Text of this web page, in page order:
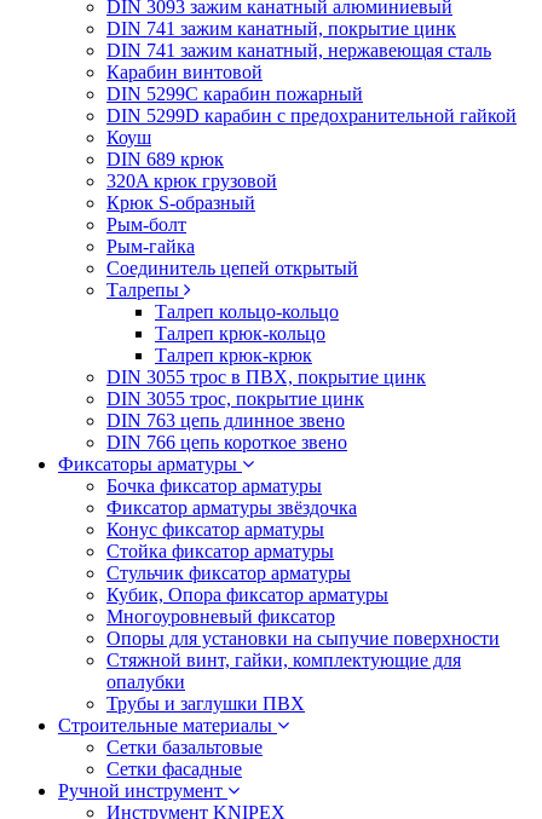
DIN 3093 зажим канатный алюминиевый
DIN 741 зажим канатный, покрытие цинк
DIN 741 зажим канатный, нержавеющая сталь
Карабин винтовой
DIN 5299C карабин пожарный
DIN 5299D карабин с предохранительной гайкой
Коуш
DIN 689 крюк
320A крюк грузовой
Крюк S-образный
Рым-болт
Рым-гайка
Соединитель цепей открытый
Талрепы
Талреп кольцо-кольцо
Талреп крюк-кольцо
Талреп крюк-крюк
DIN 3055 трос в ПВХ, покрытие цинк
DIN 3055 трос, покрытие цинк
DIN 763 цепь длинное звено
DIN 766 цепь короткое звено
Фиксаторы арматуры
Бочка фиксатор арматуры
Фиксатор арматуры звёздочка
Конус фиксатор арматуры
Стойка фиксатор арматуры
Стульчик фиксатор арматуры
Кубик, Опора фиксатор арматуры
Многоуровневый фиксатор
Опоры для установки на сыпучие поверхности
Стяжной винт, гайки, комплектующие для
опалубки
Трубы и заглушки ПВХ
Строительные материалы
Сетки базальтовые
Сетки фасадные
Ручной инструмент
Инструмент KNIPEX